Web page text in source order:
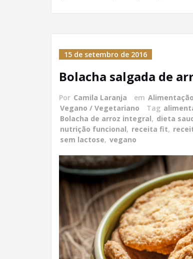
15 de setembro de 2016
Bolacha salgada de
Por Camila Laranja em
Vegano / Vegetariano
Tag
Bolacha de arroz integral, dieta
nutrição funcional, receita fit,
sem lactose, vegano